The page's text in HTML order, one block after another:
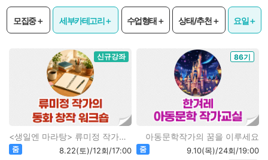
모집중＋ 세부카테고리＋ 수업형태＋ 상태/추천＋ 요일＋
신규강좌
줌
<생일엔 마라탕> 류미정 작가와 함께
8.22(토)/12회/17:00
86기
줌
아동문학작가의 꿈을 이루세요
9.10(목)/24회/19:00